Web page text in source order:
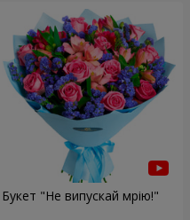
Букет "Не випускай мрію!"